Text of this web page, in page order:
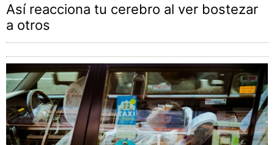
Así reacciona tu cerebro al ver bostezar
a otros